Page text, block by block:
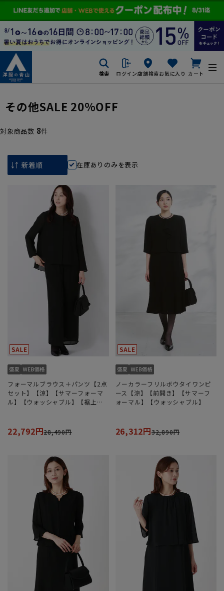
検索 ログイン店舗検索お気に入り カート
その他SALE 20%OFF
対象商品数 8件
在庫ありのみを表示
フォーマルブラウス＋パンツ【2点
セット】【涼】【サマーフォーマ
ル】【ウォッシャブル】【裾上げ
22,792円28,490円
ノーカラーフリルボウタイワンピ
ース【涼】【前開き】【サマーフ
ォーマル】【ウォッシャブル】
26,312円32,890円